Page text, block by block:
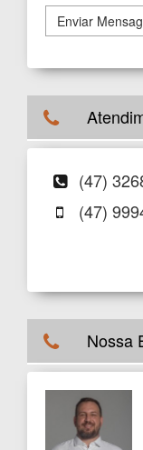
Enviar
(47)
(47)
Nossa